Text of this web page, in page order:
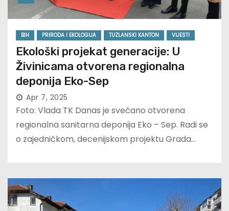
BIH PRIRODA I EKOLOGIJA TUZLANSKI KANTON VIJESTI
Ekološki projekat generacije: U
Živinicama otvorena regionalna
deponija Eko-Sep
Apr 7, 2025
Foto: Vlada TK Danas je svečano otvorena
regionalna sanitarna deponija Eko – Sep. Radi se
o zajedničkom, decenijskom projektu Grada…